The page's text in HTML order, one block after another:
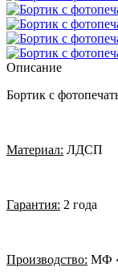
Описание
Бортик с
Материал: ЛДСП
Гарантия: 2 года
Производство: МФ